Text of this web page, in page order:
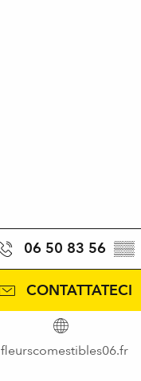
06 50 83 56 ▒▒
CONTATTATECI
fleurscomestibles06.fr